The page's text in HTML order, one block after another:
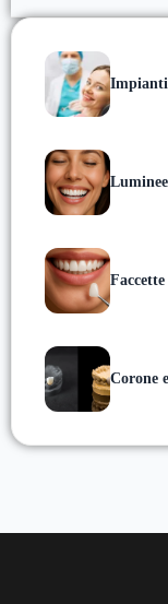
Corone